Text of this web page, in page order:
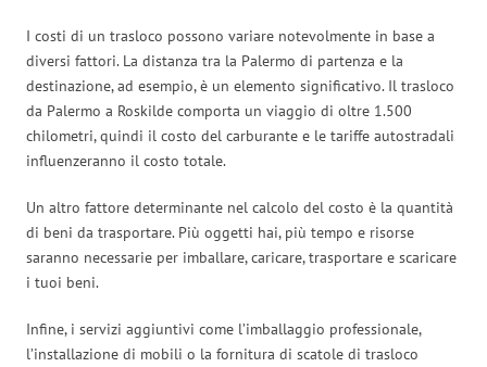
I costi di un trasloco possono variare notevolmente in base a
diversi fattori. La distanza tra la Palermo di partenza e la
destinazione, ad esempio, è un elemento significativo. Il trasloco
da Palermo a Roskilde comporta un viaggio di oltre 1.500
chilometri, quindi il costo del carburante e le tariffe autostradali
influenzeranno il costo totale.
Un altro fattore determinante nel calcolo del costo è la quantità
di beni da trasportare. Più oggetti hai, più tempo e risorse
saranno necessarie per imballare, caricare, trasportare e scaricare
i tuoi beni.
Infine, i servizi aggiuntivi come l’imballaggio professionale,
l’installazione di mobili o la fornitura di scatole di trasloco